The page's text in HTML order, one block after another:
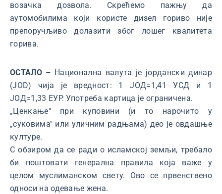
возачка дозвола. Скрећемо пажњу да
аутомобилима који користе дизел гориво није
препоручљиво долазити због лошег квалитета
горива.
ОСТАЛО – Национална валута је јордански динар
(ЈОD) чија је вредност: 1 ЈОД=1,41 УСД и 1
ЈОД=1,33 ЕУР. Употреба картица је ограничена.
„Ценкање" при куповини (и то нарочито у
„суковима" или уличним радњама) део је овдашње
културе.
С обзиром да се ради о исламској земљи, требало
би поштовати генерална правила која важе у
целом муслиманском свету. Ово се првенствено
односи на одевање жена.